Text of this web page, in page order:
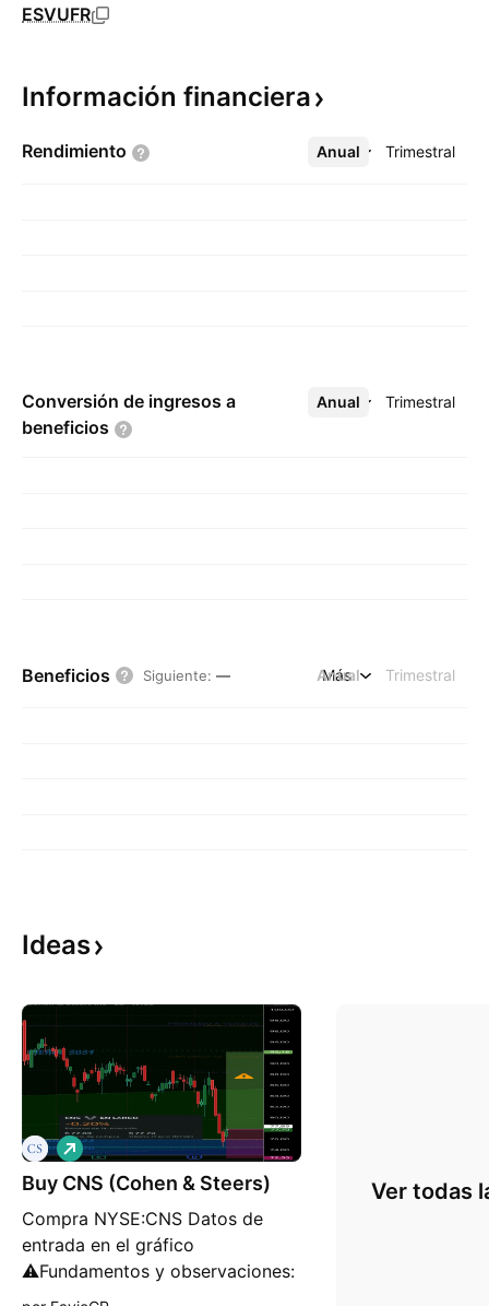
ESVUFR
Información financiera
Rendimiento Anual Trimestral
Más
Conversión de ingresos a
beneficios
Anual Trimestral
Más
Beneficios Siguiente: — Anual Trimestral
Más
Ideas
Buy CNS (Cohen & Steers)
Compra NYSE:CNS Datos de
entrada en el gráfico
⚠Fundamentos y observaciones:
- P/E 24.81x (Max 33.44x; Media
L
a
r
o
Ver todas